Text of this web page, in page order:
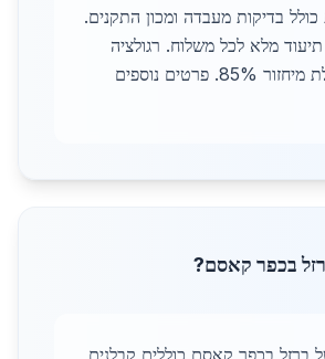
בדיקות מעבדה ומכון התקנים.
מלא לכל משלוח. רגולציה
סביבתית כוללת מיחזור 85%. פרטים נוספים
בכפר קאסם?
ברזל בכפר קאסם כוללים קבלנים